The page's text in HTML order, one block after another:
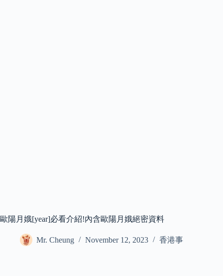
歐陽月娥[year]必看介紹!內含歐陽月娥絕密資料
Mr. Cheung November 12, 2023 香港事